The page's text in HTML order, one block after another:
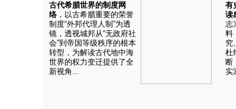
古代希腊世界的制度网
络 ，以古希腊重要的荣誉
制度“外邦代理人制”为透
镜，透视城邦从“无政府社
会”到帝国等级秩序的根本
转型，为解读古代地中海
世界的权力变迁提供了全
新视角...
有
读
志
料
究
杜
断
实